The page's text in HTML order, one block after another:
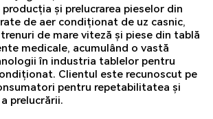
și prelucrarea pieselor din
de aer condiționat de uz casnic,
de mare viteză și piese din tablă
medicale, acumulând o vastă
în industria tablelor pentru
Clientul este recunoscut pe
pentru repetabilitatea și
prelucrării.